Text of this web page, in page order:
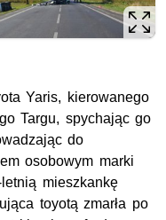
Yaris, kierowanego
Targu, spychając go
do
osobowym marki
mieszkankę
toyotą zmarła po